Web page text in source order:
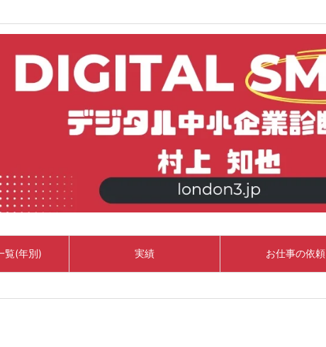
覧(年別) 実績 お仕事の依頼